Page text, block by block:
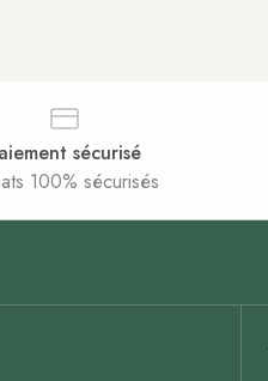
sécurisé
100% sécurisés